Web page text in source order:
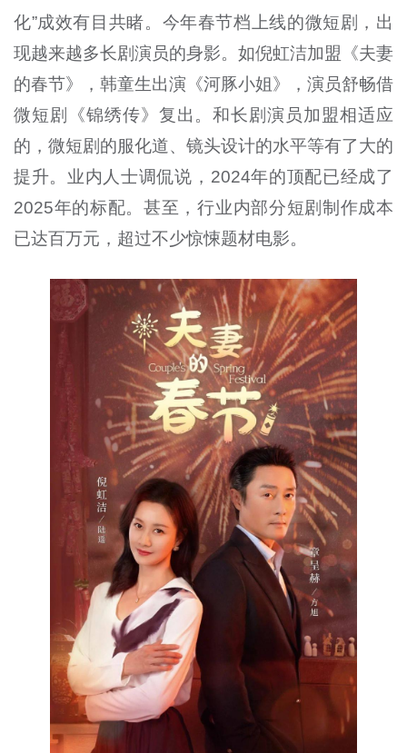
化”成效有目共睹。今年春节档上线的微短剧，出
现越来越多长剧演员的身影。如倪虹洁加盟《夫妻
的春节》，韩童生出演《河豚小姐》，演员舒畅借
微短剧《锦绣传》复出。和长剧演员加盟相适应
的，微短剧的服化道、镜头设计的水平等有了大的
提升。业内人士调侃说，2024年的顶配已经成了
2025年的标配。甚至，行业内部分短剧制作成本
已达百万元，超过不少惊悚题材电影。